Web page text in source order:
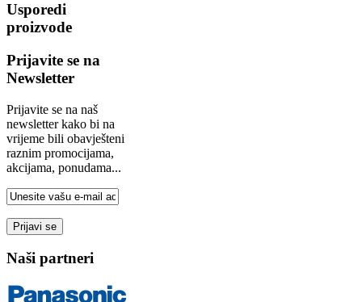
Usporedi
proizvode
Prijavite se na
Newsletter
Prijavite se na naš
newsletter kako bi na
vrijeme bili obavješteni
raznim promocijama,
akcijama, ponudama...
Naši partneri